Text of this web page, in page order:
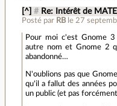
[^] # Re: Intérêt de
Posté par RB le 27
Pour moi c'est Gnome
autre nom et Gnome 2
abandonné…
N'oublions pas que
qu'il a fallut des années
un public (et pas